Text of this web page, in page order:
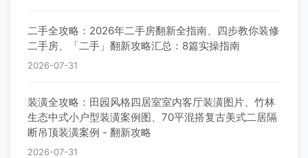
二手全攻略：2026年二手房翻新全指南、四步教你装修
二手房、「二手」翻新攻略汇总：8篇实操指南
2026-07-31
装潢全攻略：田园风格四居室室内客厅装潢图片、竹林
生态中式小户型装潢案例图、70平混搭复古美式二居隔
断吊顶装潢案例 - 翻新攻略
2026-07-31